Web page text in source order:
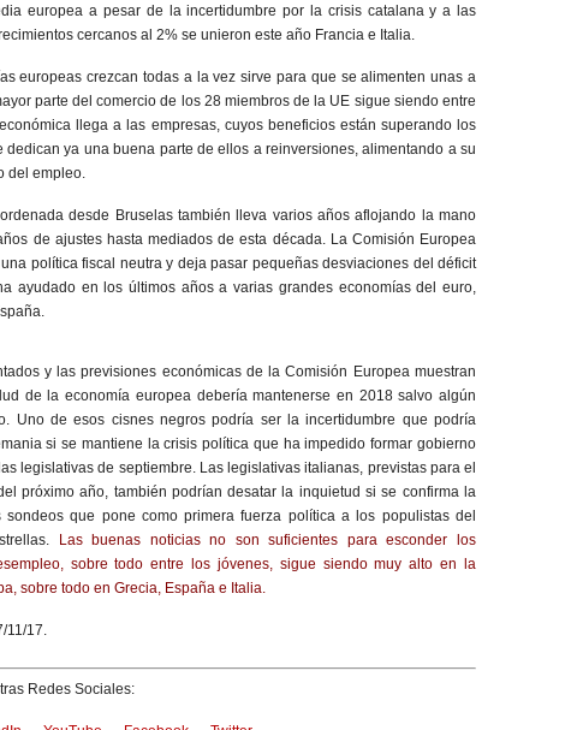
europea a pesar de la incertidumbre por la crisis catalana y a las
cercanos al 2% se unieron este año Francia e Italia.
europeas crezcan todas a la vez sirve para que se alimenten unas a
parte del comercio de los 28 miembros de la UE sigue siendo entre
llega a las empresas, cuyos beneficios están superando los
dedican ya una buena parte de ellos a reinversiones, alimentando a su
del empleo.
desde Bruselas también lleva varios años aflojando la mano
de ajustes hasta mediados de esta década. La Comisión Europea
política fiscal neutra y deja pasar pequeñas desviaciones del déficit
ayudado en los últimos años a varias grandes economías del euro,
y las previsiones económicas de la Comisión Europea muestran
de la economía europea debería mantenerse en 2018 salvo algún
Uno de esos cisnes negros podría ser la incertidumbre que podría
si se mantiene la crisis política que ha impedido formar gobierno
legislativas de septiembre. Las legislativas italianas, previstas para el
próximo año, también podrían desatar la inquietud si se confirma la
sondeos que pone como primera fuerza política a los populistas del
Las buenas noticias no son suficientes para esconder los
sobre todo entre los jóvenes, sigue siendo muy alto en la
sobre todo en Grecia, España e Italia.
11/17.
Redes Sociales: